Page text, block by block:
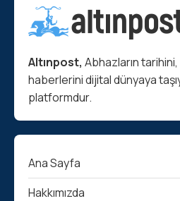
Altınpost, Abhazların
haberlerini dijital dünyaya
platformdur.
Ana Sayfa
Hakkımızda